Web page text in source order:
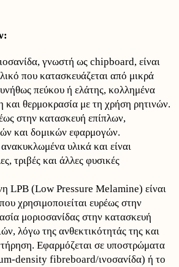
γνωστή ως chipboard, είναι
που κατασκευάζεται από μικρά
πεύκου ή ελάτης, κολλημένα
και θερμοκρασία με τη χρήση ρητινών.
στην κατασκευή επίπλων,
και δομικών εφαρμογών.
υλικά και είναι
τριβές και άλλες φυσικές
LPB (Low Pressure Melamine) είναι
χρησιμοποιείται ευρέως στην
μοριοσανίδας στην κατασκευή
λόγω της ανθεκτικότητάς της και
Εφαρμόζεται σε υποστρώματα
density fibreboard/ινοσανίδα) ή το